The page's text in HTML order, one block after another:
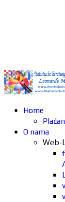
Home
O nama
Web-